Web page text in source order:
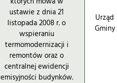
ustawie z dnia 21
listopada 2008 r. o
wspieraniu
termomodernizacji i
remontów oraz o
centralnej ewidencji
emisyjności budynków.
Urząd
Gminy